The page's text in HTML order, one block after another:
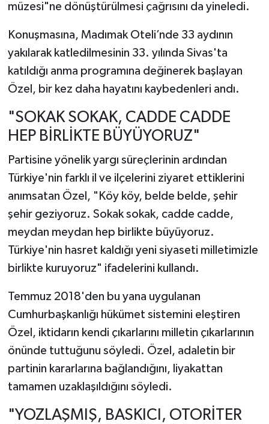
müzesi"ne dönüştürülmesi çağrısını da yineledi.
Konuşmasına, Madımak Oteli’nde 33 aydının
yakılarak katledilmesinin 33. yılında Sivas'ta
katıldığı anma programına değinerek başlayan
Özel, bir kez daha hayatını kaybedenleri andı.
"SOKAK SOKAK, CADDE CADDE
HEP BİRLİKTE BÜYÜYORUZ"
Partisine yönelik yargı süreçlerinin ardından
Türkiye'nin farklı il ve ilçelerini ziyaret ettiklerini
anımsatan Özel, "Köy köy, belde belde, şehir
şehir geziyoruz. Sokak sokak, cadde cadde,
meydan meydan hep birlikte büyüyoruz.
Türkiye'nin hasret kaldığı yeni siyaseti milletimizle
birlikte kuruyoruz" ifadelerini kullandı.
Temmuz 2018'den bu yana uygulanan
Cumhurbaşkanlığı hükümet sistemini eleştiren
Özel, iktidarın kendi çıkarlarını milletin çıkarlarının
önünde tuttuğunu söyledi. Özel, adaletin bir
partinin kararlarına bağlandığını, liyakattan
tamamen uzaklaşıldığını söyledi.
"YOZLAŞMIŞ, BASKICI, OTORİTER